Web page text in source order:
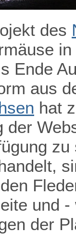
des
Ende
aus
hat
der
und
der